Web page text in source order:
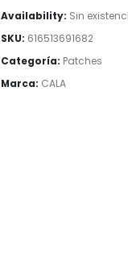
Availability: Sin
SKU: 616513691682
Categoría: Patches
Marca: CALA